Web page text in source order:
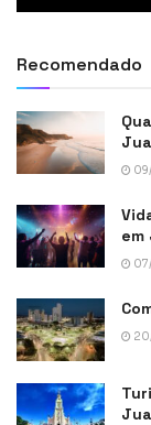
Recomendado
em